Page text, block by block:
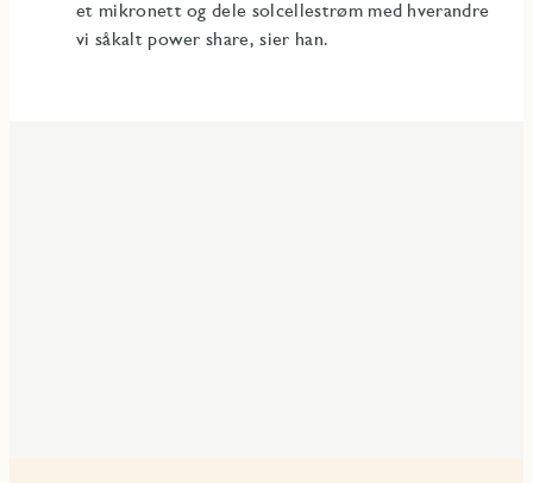
et mikronett og dele solcellestrøm med hverandre
vi såkalt power share, sier han.